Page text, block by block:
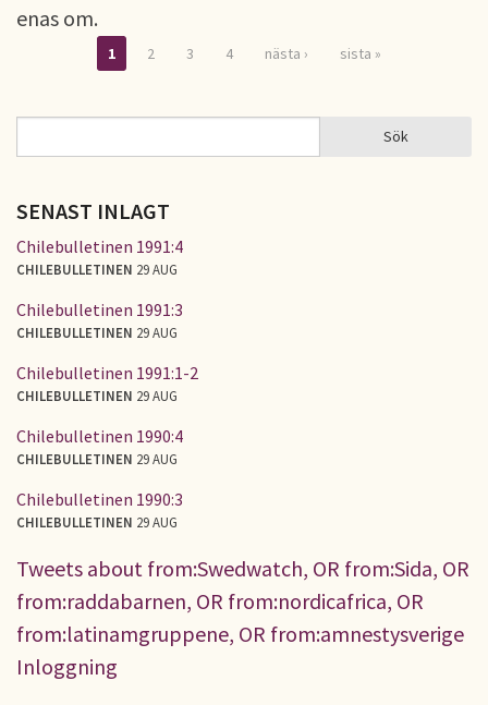
enas om.
Sidor
1 2 3 4 nästa › sista »
SÖKFORMULÄR Sök
SENAST INLAGT
Chilebulletinen 1991:4
CHILEBULLETINEN 29 AUG
Chilebulletinen 1991:3
CHILEBULLETINEN 29 AUG
Chilebulletinen 1991:1-2
CHILEBULLETINEN 29 AUG
Chilebulletinen 1990:4
CHILEBULLETINEN 29 AUG
Chilebulletinen 1990:3
CHILEBULLETINEN 29 AUG
Tweets about from:Swedwatch, OR from:Sida, OR
from:raddabarnen, OR from:nordicafrica, OR
from:latinamgruppene, OR from:amnestysverige
Inloggning